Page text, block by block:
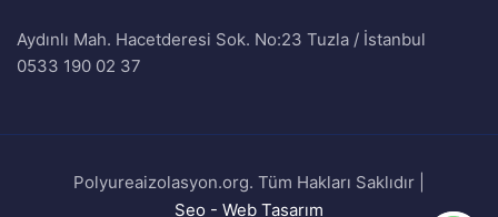
Aydınlı Mah. Hacetderesi Sok. No:23 Tuzla / İstanbul
0533 190 02 37
Polyureaizolasyon.org. Tüm Hakları Saklıdır |
Seo - Web Tasarım